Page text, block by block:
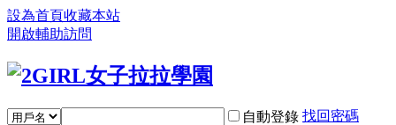
設為首頁收藏本站
開啟輔助訪問
自動登錄 找回密碼